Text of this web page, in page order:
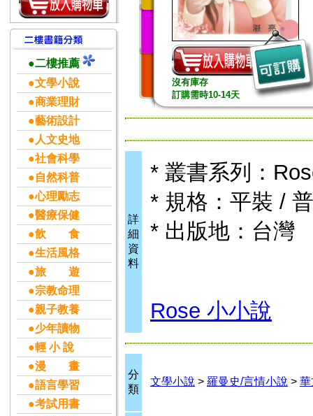
●二樓推薦
●文學小說
●商業理財
●藝術設計
●人文史地
●社會科學
●自然科普
●心理勵志
●醫療保健
●飲 食
●生活風格
●旅 遊
●宗教命理
●親子教養
●少年讀物
●輕 小 說
●漫 畫
●語言學習
●考試用書
沒有庫存
訂購需時10-14天
詳
細
資
料
* 叢書系列：
* 規格：平裝 /
* 出版地：台灣
Rose 小小說
分
類
文學小說 > 羅曼史/言情小說 > 華